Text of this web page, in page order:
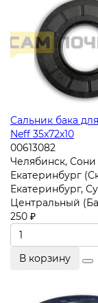
Сальник бака
Neff 35x72x10
00613082
Челябинск,
Екатеринбург
Екатеринбург,
Центральный
250 ₽
В корзину